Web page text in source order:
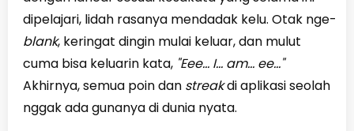
dipelajari, lidah rasanya mendadak kelu. Otak nge-
blank, keringat dingin mulai keluar, dan mulut
cuma bisa keluarin kata, "Eee... I... am... ee..."
Akhirnya, semua poin dan streakdi aplikasi seolah
nggak ada gunanya di dunia nyata.